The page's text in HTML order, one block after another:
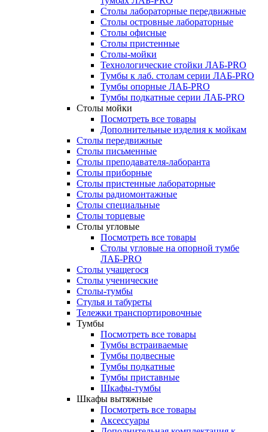
Столы лабораторные передвижные
Столы островные лабораторные
Столы офисные
Столы пристенные
Столы-мойки
Технологические стойки ЛАБ-PRO
Тумбы к лаб. столам серии ЛАБ-PRO
Тумбы опорные ЛАБ-PRO
Тумбы подкатные серии ЛАБ-PRO
Столы мойки
Посмотреть все товары
Дополнительные изделия к мойкам
Столы передвижные
Столы письменные
Столы преподавателя-лаборанта
Столы приборные
Столы пристенные лабораторные
Столы радиомонтажные
Столы специальные
Столы торцевые
Столы угловые
Посмотреть все товары
Столы угловые на опорной тумбе
ЛАБ-PRO
Столы учащегося
Столы ученические
Столы-тумбы
Стулья и табуреты
Тележки транспортировочные
Тумбы
Посмотреть все товары
Тумбы встраиваемые
Тумбы подвесные
Тумбы подкатные
Тумбы приставные
Шкафы-тумбы
Шкафы вытяжные
Посмотреть все товары
Аксессуары